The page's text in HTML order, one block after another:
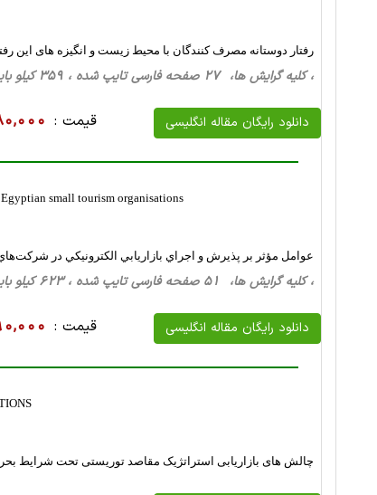
رفتار دوستانه مصرف کنندگان با محیط زیست و انگیزه های این
، کلیه گرایش ها، 27 صفحه فارسی تایپ شده ، 359 کیلو بایت WORD
دانلود رایگان مقاله انگلیسی قیمت :
small tourism organisations
عوامل مؤثر بر پذيرش و اجراي بازاريابي الكترونيكي در
، کلیه گرایش ها، 51 صفحه فارسی تایپ شده ، 623 کیلو بایت WORD
دانلود رایگان مقاله انگلیسی قیمت :
چالش های بازاریابی استراتژیک مقاصد توریستی تحت شرایط